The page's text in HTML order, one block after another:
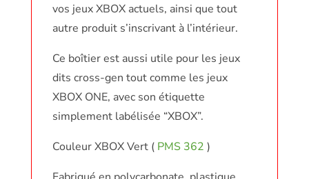
vos jeux XBOX actuels, ainsi que tout
autre produit s’inscrivant à l’intérieur.
Ce boîtier est aussi utile pour les jeux
dits cross-gen tout comme les jeux
XBOX ONE, avec son étiquette
simplement labélisée “XBOX”.
Couleur XBOX Vert ( PMS 362 )